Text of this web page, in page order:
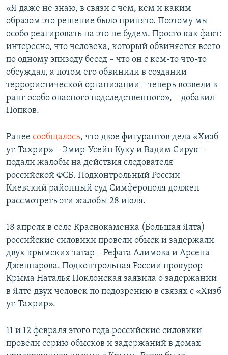
«Я даже не знаю, в связи с чем, кем и каким
образом это решение было принято. Поэтому мы
особо реагировать на это не будем. Просто как факт:
интересно, что человека, который обвиняется всего
по одному эпизоду бесед – что он с кем-то что-то
обсуждал, а потом его обвинили в создании
террористической организации – теперь возвели в
ранг особо опасного подследственного», – добавил
Попков.
Ранее сообщалось, что двое фигурантов дела «Хизб
ут-Тахрир» – Эмир-Усейн Куку и Вадим Сирук –
подали жалобы на действия следователя
российской ФСБ. Подконтрольный России
Киевский районный суд Симферополя должен
рассмотреть эти жалобы 28 июля.
18 апреля в селе Краснокаменка (Большая Ялта)
российские силовики провели обыск и задержали
двух крымских татар – Рефата Алимова и Арсена
Джеппарова. Подконтрольная России прокурор
Крыма Наталья Поклонская заявила о задержании
в Ялте двух человек по подозрению в связях с «Хизб
ут-Тахрир».
11 и 12 февраля этого года российские силовики
провели серию обысков и задержаний в домах